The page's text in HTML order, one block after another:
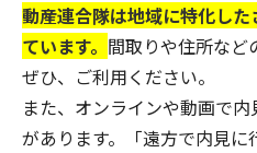
動産連合隊は地域に特化し
ています。 間取りや住所など
ぜひ、ご利用ください。
また、オンラインや動画で
があります。「遠方で内見に